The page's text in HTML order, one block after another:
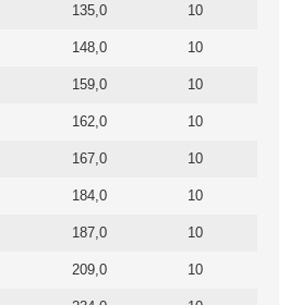
135,0 10
148,0 10
159,0 10
162,0 10
167,0 10
184,0 10
187,0 10
209,0 10